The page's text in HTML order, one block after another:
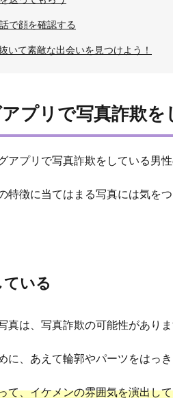
で顔を確認する
いて素敵な出会いを見つけよう！
プリで写真詐欺を
アプリで写真詐欺をしている男
特徴に当てはまる写真には気をつ
いる
真は、写真詐欺の可能性がありま
に、あえて輪郭やパーツをはっ
て、イケメンの雰囲気を演出し